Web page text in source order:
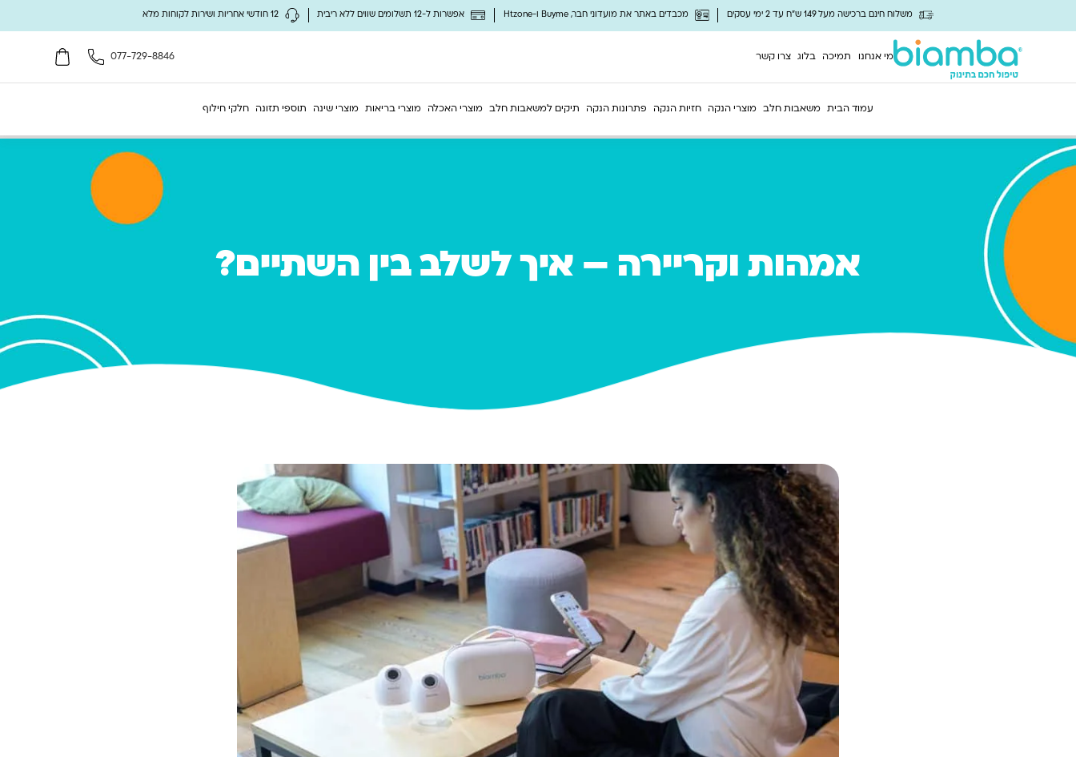
משלוח חינם ברכישה מעל 149 ש"ח עד 2 ימי עסקים מכבדים באתר את מועדוני חבר, Buyme ו-Htzone אפשרות ל-12 תשלומים שווים ללא ריבית 12 חודשי אחריות ושירות לקוחות מלא
מי אנחנו תמיכה בלוג צרו קשר 077-729-8846
עמוד הבית משאבות חלב מוצרי הנקה חזיות הנקה פתרונות הנקה תיקים למשאבות חלב מוצרי האכלה מוצרי בריאות מוצרי שינה תוספי תזונה חלקי חילוף
אמהות וקריירה – איך לשלב בין השתיים?